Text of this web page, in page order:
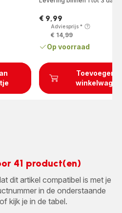
Toevoegen
Prijs
€ 9,99
Adviesprijs*
€ 14,99
Op voorraad
41 product(en)
dit artikel compatibel is met je
in de onderstaande
kijk je in de tabel.